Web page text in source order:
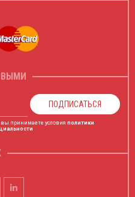
ПОДПИСАТЬСЯ
принимаете условия политики